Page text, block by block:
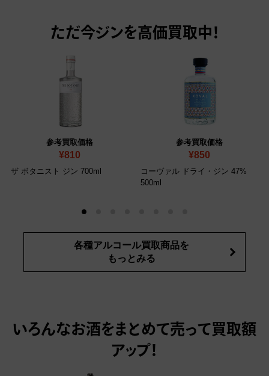
ただ今ジンを高価買取中！
参考買取価格
¥810
ザ ボタニスト ジン 700ml
参考買取価格
¥850
コーヴァル ドライ・ジン 47%
500ml
各種アルコール買取商品を
もっとみる
いろんなお酒をまとめて売って 買取額
アップ！